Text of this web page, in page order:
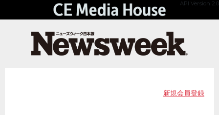
API Version 2.0
新規会員登録